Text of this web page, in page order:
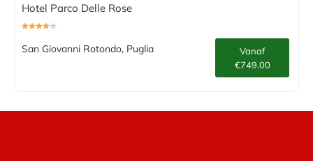
Hotel Parco Delle Rose
San Giovanni Rotondo, Puglia
Vanaf
€749.00